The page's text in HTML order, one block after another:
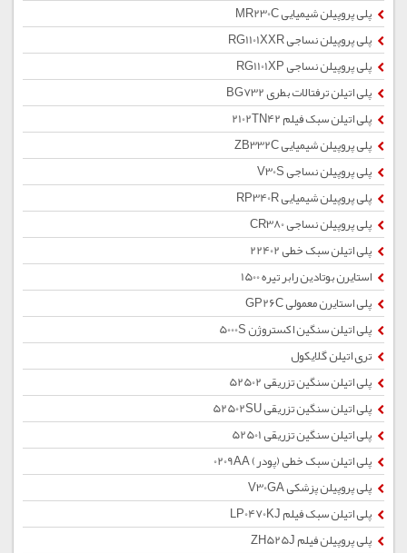
پلی پروپیلن شیمیایی MR230C
پلی پروپیلن نساجی RG1101XXR
پلی پروپیلن نساجی RG1101XP
پلی اتیلن ترفتالات بطری BG732
پلی اتیلن سبک فیلم 2102TN42
پلی پروپیلن شیمیایی ZB332C
پلی پروپیلن نساجی V30S
پلی پروپیلن شیمیایی RP340R
پلی پروپیلن نساجی CR380
پلی اتیلن سبک خطی 22402
استایرن بوتادین رابر تیره 1500
پلی استایرن معمولی GP26C
پلی اتیلن سنگین اکستروژن 5000S
تری اتیلن گلایکول
پلی اتیلن سنگین تزریقی 52502
پلی اتیلن سنگین تزریقی 52502SU
پلی اتیلن سنگین تزریقی 52501
پلی اتیلن سبک خطی (پودر) 0209AA
پلی پروپیلن پزشکی V30GA
پلی اتیلن سبک فیلم LP0470KJ
پلی پروپیلن فیلم ZH525J